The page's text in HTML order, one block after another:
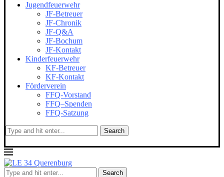
Jugendfeuerwehr
JF-Betreuer
JF-Chronik
JF-Q&A
JF-Bochum
JF-Kontakt
Kinderfeuerwehr
KF-Betreuer
KF-Kontakt
Förderverein
FFQ-Vorstand
FFQ–Spenden
FFQ-Satzung
Search
Search